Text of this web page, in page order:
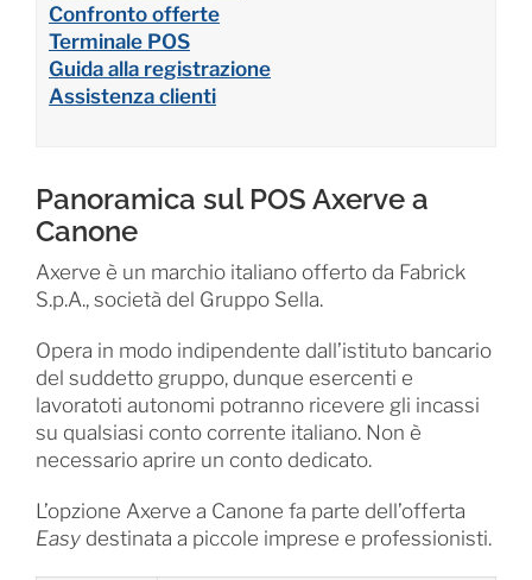
Confronto offerte
Terminale POS
Guida alla registrazione
Assistenza clienti
Panoramica sul POS Axerve a
Canone
Axerve è un marchio italiano offerto da Fabrick
S.p.A., società del Gruppo Sella.
Opera in modo indipendente dall’istituto bancario
del suddetto gruppo, dunque esercenti e
lavoratoti autonomi potranno ricevere gli incassi
su qualsiasi conto corrente italiano. Non è
necessario aprire un conto dedicato.
L’opzione Axerve a Canone fa parte dell’offerta
Easydestinata a piccole imprese e professionisti.